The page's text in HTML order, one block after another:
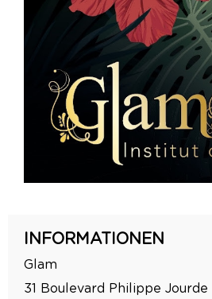
INFORMATIONEN
Glam
31 Boulevard Philippe Jourde